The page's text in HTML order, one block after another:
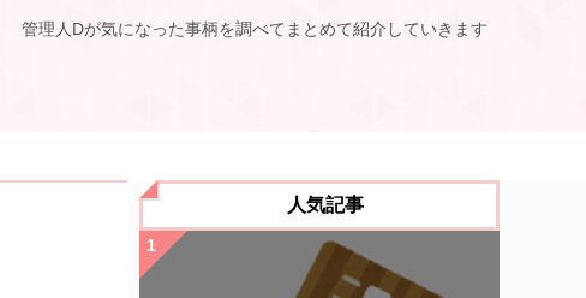
管理人Dが気になった事柄を調べてまとめて紹介していきます
人気記事